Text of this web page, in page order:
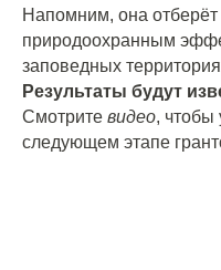
Напомним, она
природоохранным
заповедных
Результаты будут
Смотрите видео, чтобы
следующем этапе